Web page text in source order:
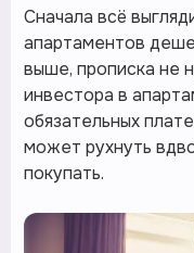
Сначала всё
апартаментов
выше, прописка не
инвестора в
обязательных
может рухнуть
покупать.